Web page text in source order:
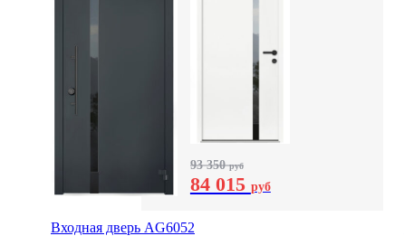
93 350руб
84 015 руб
Входная дверь AG6052